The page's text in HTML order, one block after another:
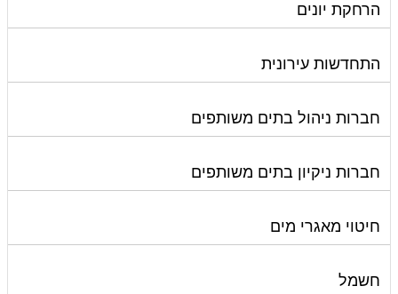
הרחקת יונים
התחדשות עירונית
חברות ניהול בתים משותפים
חברות ניקיון בתים משותפים
חיטוי מאגרי מים
חשמל